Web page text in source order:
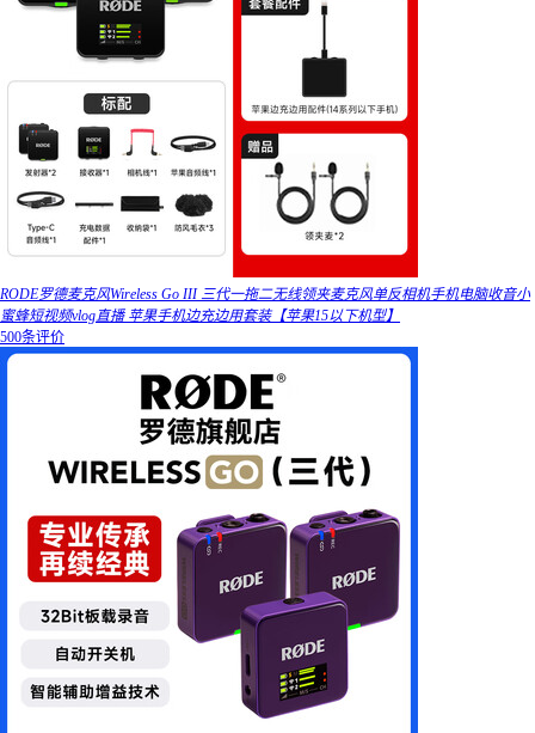
RODE罗德麦克风Wireless Go III 三代一拖二无线领夹麦克风单反相机手机电脑收音小
蜜蜂短视频vlog直播 苹果手机边充边用套装【苹果15以下机型】
500条评价